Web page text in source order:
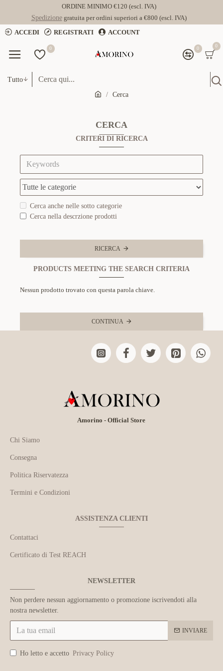
ORDINE MINIMO €120 (escl. IVA)
Spedizionegratuita per ordini superiori a €800 (escl. IVA)
ACCEDI
REGISTRATI ACCOUNT
0 0 0
Tutto
Cerca
CERCA
CRITERI DI RICERCA
Cerca anche nelle sotto categorie
Cerca nella descrzione prodotti
RICERCA
PRODUCTS MEETING THE SEARCH CRITERIA
Nessun prodotto trovato con questa parola chiave.
CONTINUA
Amorino - Official Store
Chi Siamo
Consegna
Politica Riservatezza
Termini e Condizioni
ASSISTENZA CLIENTI
Contattaci
Certificato di Test REACH
NEWSLETTER
Non perdere nessun aggiornamento o promozione iscrivendoti alla
nostra newsletter.
INVIARE
Ho letto e accetto Privacy Policy